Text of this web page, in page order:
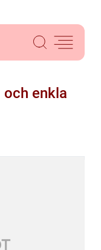
och enkla